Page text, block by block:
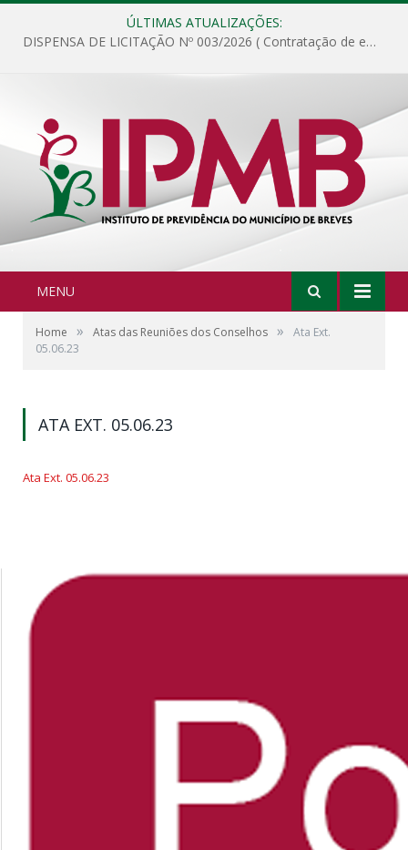
ÚLTIMAS ATUALIZAÇÕES:
DISPENSA DE LICITAÇÃO Nº 003/2026 ( Contratação de empresa para fornecimento de gêneros alimentícios não perecíveis, materiais de expediente, descartáveis, copa e cozinha, para análise e posterior publicação.)
MENU
Home » Atas das Reuniões dos Conselhos »
Ata Ext.
05.06.23
ATA EXT. 05.06.23
Ata Ext. 05.06.23